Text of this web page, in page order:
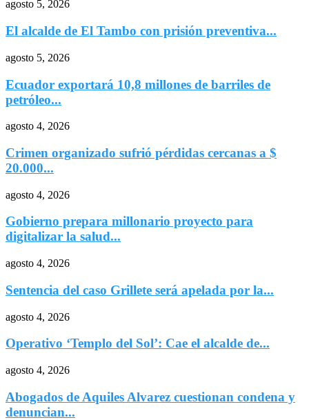
agosto 5, 2026
El alcalde de El Tambo con prisión preventiva...
agosto 5, 2026
Ecuador exportará 10,8 millones de barriles de
petróleo...
agosto 4, 2026
Crimen organizado sufrió pérdidas cercanas a $
20.000...
agosto 4, 2026
Gobierno prepara millonario proyecto para
digitalizar la salud...
agosto 4, 2026
Sentencia del caso Grillete será apelada por la...
agosto 4, 2026
Operativo ‘Templo del Sol’: Cae el alcalde de...
agosto 4, 2026
Abogados de Aquiles Alvarez cuestionan condena y
denuncian...